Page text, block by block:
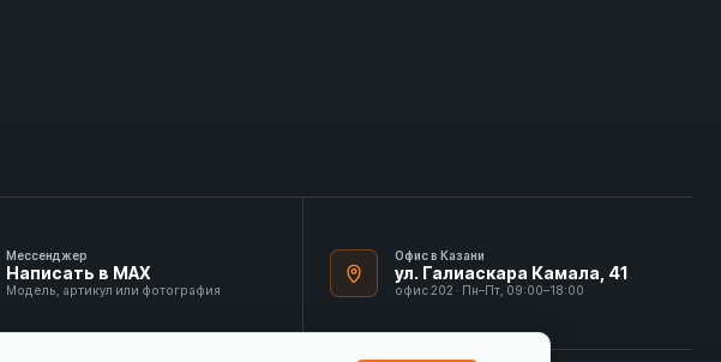
Мессенджер
Написать в MAX
Модель, артикул или фотография
Офис в Казани
ул. Галиаскара Камала, 41
офис 202 · Пн–Пт, 09:00–18:00